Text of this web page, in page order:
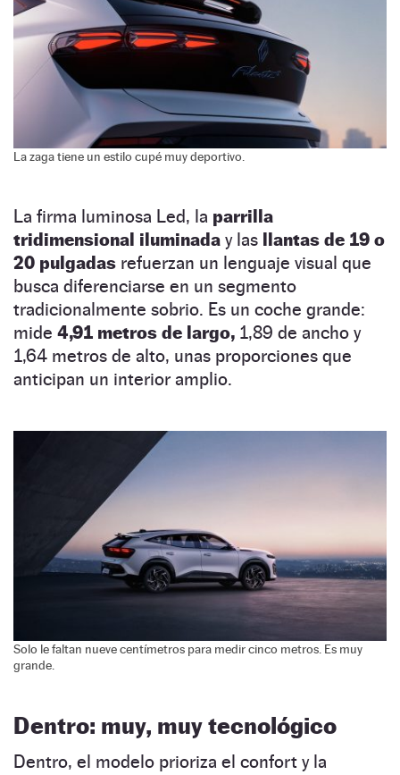
La zaga tiene un estilo cupé muy deportivo.
La firma luminosa Led, la parrilla
tridimensional iluminada y las llantas de 19 o
20 pulgadas refuerzan un lenguaje visual que
busca diferenciarse en un segmento
tradicionalmente sobrio. Es un coche grande:
mide 4,91 metros de largo, 1,89 de ancho y
1,64 metros de alto, unas proporciones que
anticipan un interior amplio.
Solo le faltan nueve centímetros para medir cinco metros. Es muy
grande.
Dentro: muy, muy tecnológico
Dentro, el modelo prioriza el confort y la